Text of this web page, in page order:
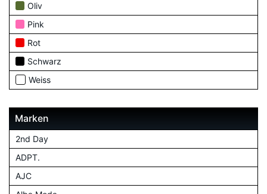
Oliv
Pink
Rot
Schwarz
Weiss
Marken
2nd Day
ADPT.
AJC